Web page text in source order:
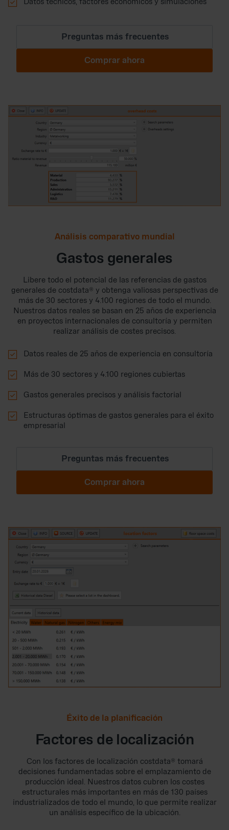
 Datos técnicos, factores económicos y simulaciones
Preguntas más frecuentes
Comprar ahora
Análisis comparativo mundial
Gastos generales
Libere todo el potencial de las referencias de gastos
generales de costdata® y obtenga valiosas perspectivas de
más de 30 sectores y 4.100 regiones de todo el mundo.
Nuestros datos reales se basan en 25 años de experiencia
en proyectos internacionales de consultoría y permiten
realizar análisis de costes precisos.
 Datos reales de 25 años de experiencia en consultoría
 Más de 30 sectores y 4.100 regiones cubiertas
 Gastos generales precisos y análisis factorial

Estructuras óptimas de gastos generales para el éxito
empresarial
Preguntas más frecuentes
Comprar ahora
Éxito de la planificación
Factores de localización
Con los factores de localización costdata® tomará
decisiones fundamentadas sobre el emplazamiento de
producción ideal. Nuestros datos cubren los costes
estructurales más importantes en más de 130 países
industrializados de todo el mundo, lo que permite realizar
un análisis específico de la ubicación.